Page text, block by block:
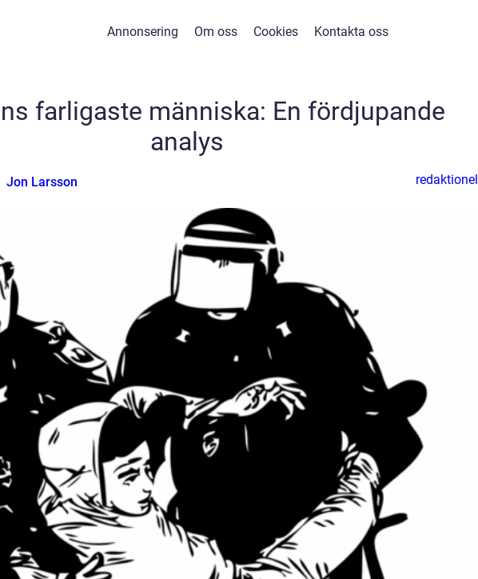
Annonsering Om oss Cookies Kontakta oss
farligaste människa: En fördjupande
analys
Jon Larsson redaktionel